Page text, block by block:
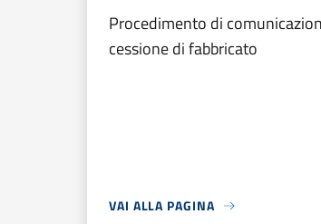
Procedimento di
cessione di fabbricato
VAI ALLA PAGINA